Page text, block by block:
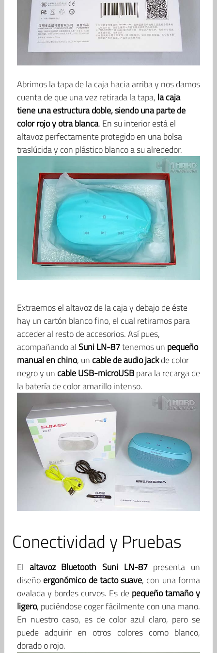
Abrimos la tapa de la caja hacia arriba y nos damos
cuenta de que una vez retirada la tapa, la caja
tiene una estructura doble, siendo una parte de
color rojo y otra blanca. En su interior está el
altavoz perfectamente protegido en una bolsa
traslúcida y con plástico blanco a su alrededor.
Extraemos el altavoz de la caja y debajo de éste
hay un cartón blanco fino, el cual retiramos para
acceder al resto de accesorios. Así pues,
acompañando al Suni LN-87tenemos un pequeño
manual en chino, un cable de audio jackde color
negro y un cable USB-microUSBpara la recarga de
la batería de color amarillo intenso.
Conectividad y Pruebas
El altavoz Bluetooth Suni LN-87presenta un
diseño ergonómico de tacto suave, con una forma
ovalada y bordes curvos. Es de pequeño tamaño y
ligero, pudiéndose coger fácilmente con una mano.
En nuestro caso, es de color azul claro, pero se
puede adquirir en otros colores como blanco,
dorado o rojo.